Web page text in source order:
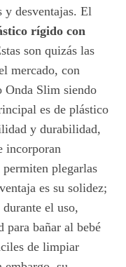
y desventajas. El
rígido con
son quizás las
mercado, con
Onda Slim siendo
es de plástico
y durabilidad,
incorporan
plegarlas
es su solidez;
durante el uso,
para bañar al bebé
de limpiar